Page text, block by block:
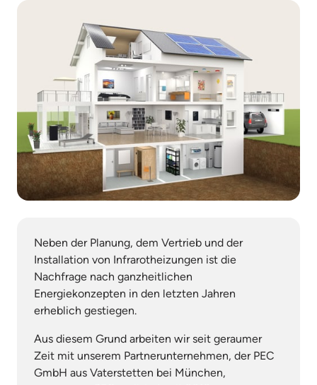
Neben der Planung, dem Vertrieb und der
Installation von Infrarotheizungen ist die
Nachfrage nach ganzheitlichen
Energiekonzepten in den letzten Jahren
erheblich gestiegen.
Aus diesem Grund arbeiten wir seit geraumer
Zeit mit unserem Partnerunternehmen, der PEC
GmbH aus Vaterstetten bei München,